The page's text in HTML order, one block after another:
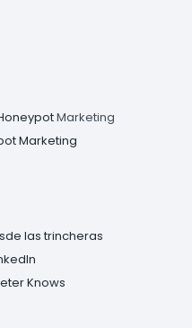
Marketing
Marketing
las trincheras
Knows